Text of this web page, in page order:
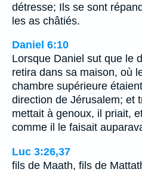
détresse; Ils se sont
les as châtiés.
Daniel 6:10
Lorsque Daniel sut que le
retira dans sa maison, où
chambre supérieure
direction de Jérusalem; et
mettait à genoux, il priait,
comme il le faisait
Luc 3:26,37
fils de Maath, fils de